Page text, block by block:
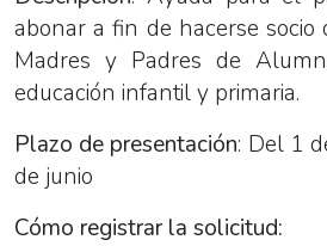
abonar a fin de hacerse socio
Madres y Padres de
educación infantil y primaria.
Plazo de presentación: Del 1
de junio
Cómo registrar la solicitud: